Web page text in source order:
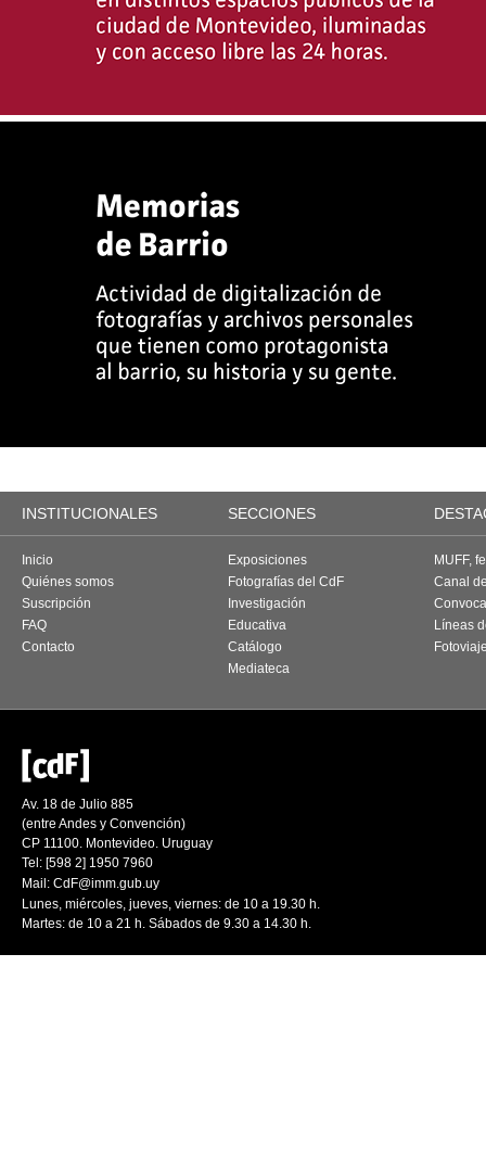
INSTITUCIONALES SECCIONES
Inicio
Quiénes somos
Suscripción
FAQ
Contacto
Exposiciones
Fotografías del CdF
Investigación
Educativa
Catálogo
Mediateca
MUFF,
Canal
Líneas
Av. 18 de Julio 885
(entre Andes y Convención)
CP 11100. Montevideo. Uruguay
Tel: [598 2] 1950 7960
Mail: CdF@imm.gub.uy
Lunes, miércoles, jueves, viernes: de 10 a 19.30 h.
Martes: de 10 a 21 h. Sábados de 9.30 a 14.30 h.